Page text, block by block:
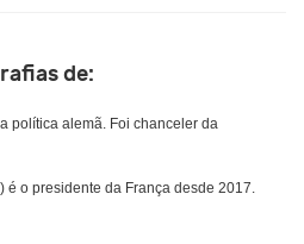
de:
política alemã. Foi chanceler da
é o presidente da França desde 2017.